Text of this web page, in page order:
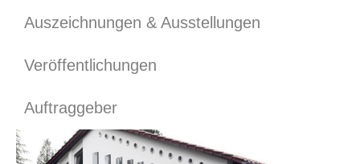
Auszeichnungen & Ausstellungen
Veröffentlichungen
Auftraggeber